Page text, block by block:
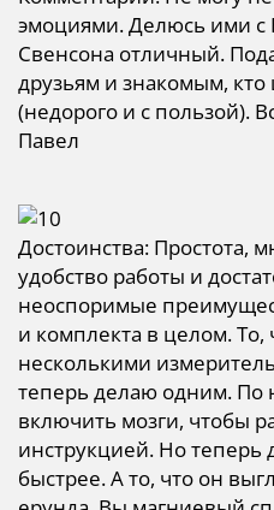
эмоциями. Делюсь ими с
Свенсона отличный.
друзьям и знакомым, кто
(недорого и с пользой).
Павел
Достоинства: Простота,
удобство работы и
неоспоримые
и комплекта в целом.
несколькими
теперь делаю одним. По
включить мозги, чтобы
инструкцией. Но теперь
быстрее. А то, что он